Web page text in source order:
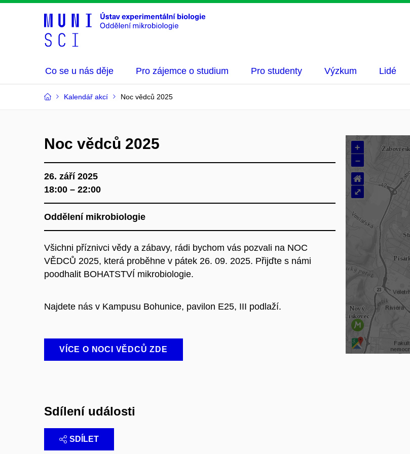
Co se u nás děje Pro zájemce o studium Pro studenty Výzkum Lidé
Kalendář akcí Noc vědců 2025
Noc vědců 2025
26. září 2025
18:00 – 22:00
Oddělení mikrobiologie
Všichni příznivci vědy a zábavy, rádi bychom vás pozvali na NOC
VĚDCŮ 2025, která proběhne v pátek 26. 09. 2025. Přijďte s námi
poodhalit BOHATSTVÍ mikrobiologie.
Najdete nás v Kampusu Bohunice, pavilon E25, III podlaží.
VÍCE O NOCI VĚDCŮ ZDE
+
–
⌂
⤢
Sdílení události
SDÍLET